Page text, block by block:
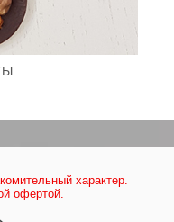
характер.
офертой.